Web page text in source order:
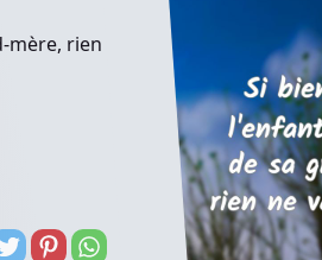
mère, rien